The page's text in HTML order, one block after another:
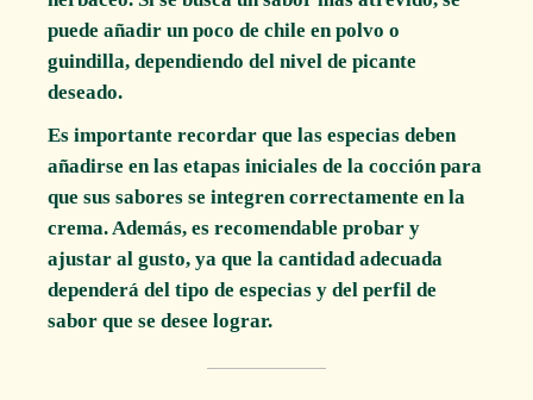
puede añadir un poco de chile en polvo o
guindilla, dependiendo del nivel de picante
deseado.
Es importante recordar que las especias deben
añadirse en las etapas iniciales de la cocción para
que sus sabores se integren correctamente en la
crema. Además, es recomendable probar y
ajustar al gusto, ya que la cantidad adecuada
dependerá del tipo de especias y del perfil de
sabor que se desee lograr.